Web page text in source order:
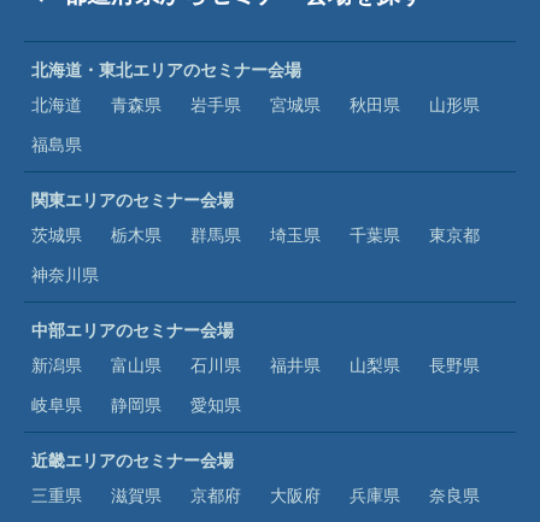
北海道・東北エリアのセミナー会場
北海道
青森県 岩手県 宮城県 秋田県
山形県
福島県
関東エリアのセミナー会場
茨城県
栃木県 群馬県 埼玉県 千葉県
東京都
神奈川県
中部エリアのセミナー会場
新潟県
富山県 石川県 福井県 山梨県
長野県
岐阜県
静岡県 愛知県
近畿エリアのセミナー会場
三重県
滋賀県 京都府 大阪府 兵庫県
奈良県